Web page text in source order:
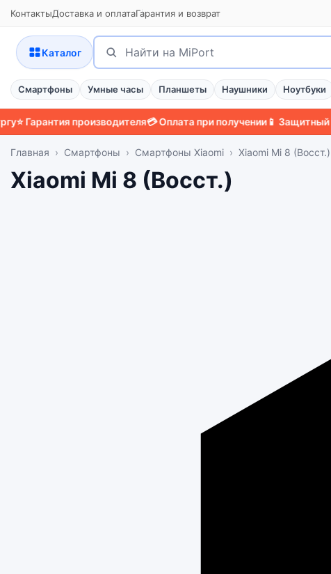
КонтактыДоставка и оплатаГарантия и возврат
Каталог
Поиск
Найти
Смартфоны Умные часы Планшеты Наушники Ноутбуки
производителя💳 Оплата при получении📱 Защитный чехол
Главная Смартфоны Смартфоны Xiaomi Xiaomi Mi 8 (Восст.)
Xiaomi Mi 8 (Восст.)